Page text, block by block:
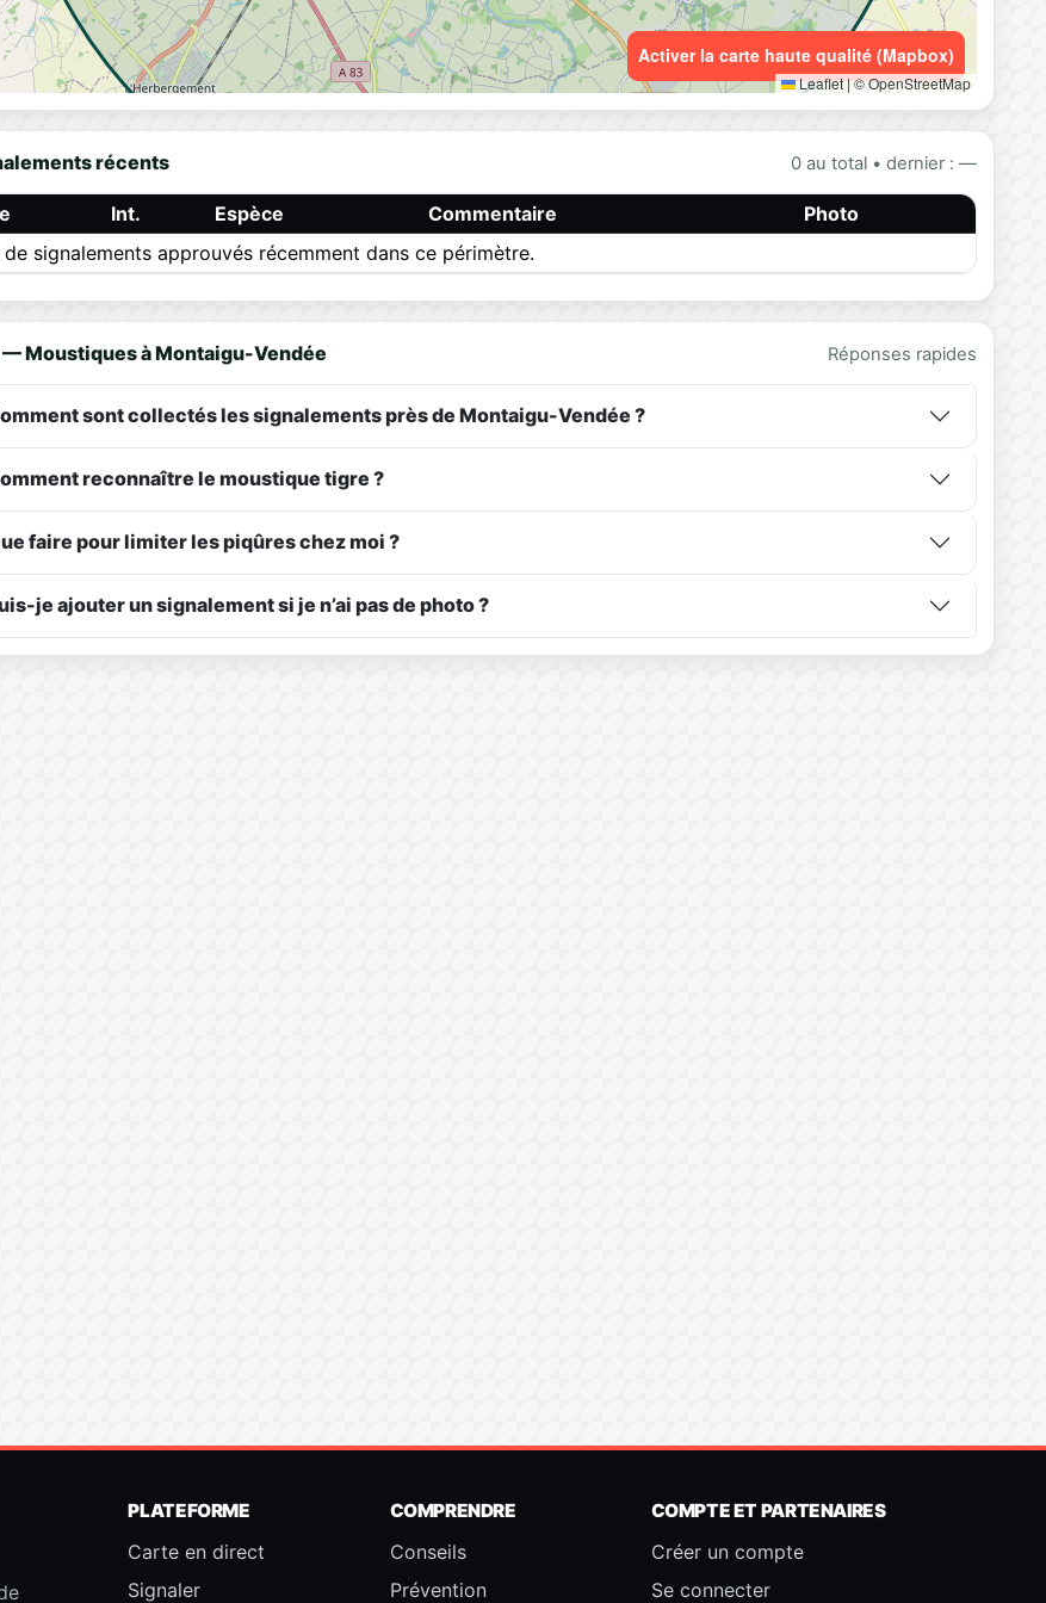
Leaflet|© OpenStreetMap
Activer la carte haute qualité (Mapbox)
récents 0 au total • dernier : —
Int. Espèce Commentaire
Photo
de signalements approuvés récemment dans ce périmètre.
— Moustiques à Montaigu-Vendée Réponses rapides
sont collectés les signalements près de Montaigu-Vendée ?
reconnaître le moustique tigre ?
faire pour limiter les piqûres chez moi ?
je ajouter un signalement si je n’ai pas de photo ?
PLATEFORME
Carte en direct
Signaler
COMPRENDRE
Conseils
Prévention
COMPTE ET PARTENAIRES
Créer un compte
Se connecter